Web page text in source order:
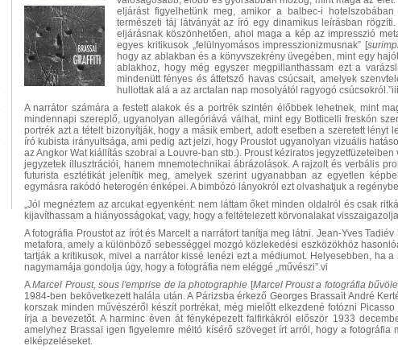
eljárást figyelhetünk meg, amikor a balbec-i
természeti táj látványát az író egy dinamikus leírásban
eljárásnak köszönhetően, ahol maga a kép az impresszió
egyes kritikusok „felülnyomásos impresszionizmusnak” [
hogy az ablakban és a könyvszekrény üvegében, mint egy
ablakhoz, hogy még egyszer megpillanthassam ezt a
mindenütt fényes és áttetsző havas csúcsait, amelyek
hullottak alá a az arctalan nap mosolyától ragyogó csúcsokról.”iii
A narrátor számára a festett alakok és a portrék szintén élőbbek lehetnek, mint
mindennapi szereplő, ugyanolyan allegóriává válhat, mint egy Botticelli freskón
portrék azt a tételt bizonyítják, hogy a másik embert, adott esetben a szeretett
író kubista irányultsága, ami pedig azt jelzi, hogy Proustot ugyanolyan vizuális
az Angkor Wat kiállítás szobrai a Louvre-ban stb.). Proust kéziratos
jegyzetek illusztrációi, hanem mnemotechnikai ábrázolások. A rajzolt és verbális
futurista esztétikát jelenítik meg, amelyek szerint ugyanabban az egyetlen
egymásra rakódó heterogén énképei. A bimbózó lányokról ezt olvashatjuk a
„Jól megnéztem az arcukat egyenként: nem láttam őket minden oldalról és csak
kijavíthassam a hiányosságokat, vagy, hogy a feltételezett körvonalakat
A fotográfia Proustot az írót és Marcelt a narrátort tanítja meg látni. Jean-Yves
metafora, amely a különböző sebességgel mozgó közlekedési eszközökhöz
tartják a kritikusok, mivel a narrátor kissé lenézi ezt a médiumot. Helyesebben, ha
nagymamája gondolja úgy, hogy a fotográfia nem eléggé „művészi”.vi
AMarcel Proust, sous l'emprise de la photographie [Marcel Proust a fotográfia
1984-ben bekövetkezett halála után. A Párizsba érkező Georges Brassaït André
korszak minden művészéről készít portrékat, még mielőtt elkezdené fotózni
írja a bevezetőt. A harminc éven át fényképezett falfirkákról először 1933
amelyhez Brassaï igen figyelemre méltó kísérő szöveget írt arról, hogy a
elképzeléseket.